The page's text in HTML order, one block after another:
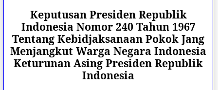
Keputusan Presiden Republik
Indonesia Nomor 240 Tahun 1967
Tentang Kebidjaksanaan Pokok Jang
Menjangkut Warga Negara Indonesia
Keturunan Asing Presiden Republik
Indonesia